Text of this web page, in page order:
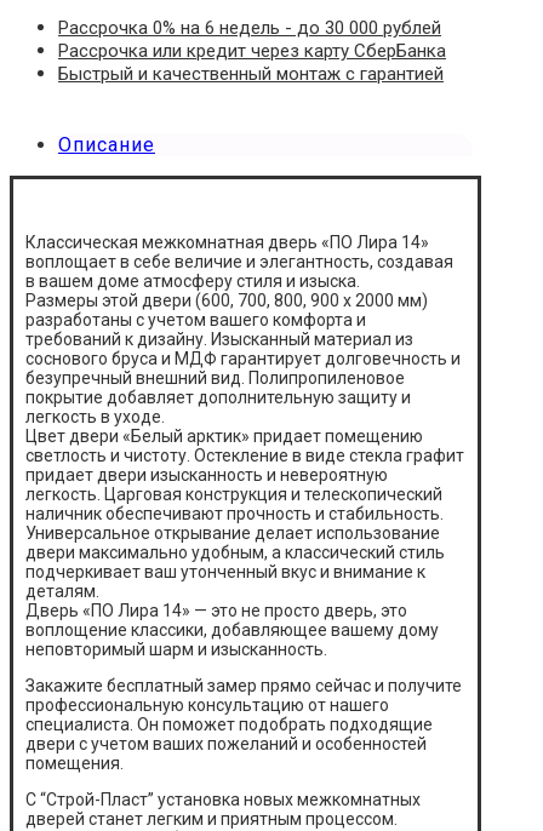
Рассрочка 0% на 6 недель - до 30 000 рублей
Рассрочка или кредит через карту СберБанка
Быстрый и качественный монтаж с гарантией
Описание
Классическая межкомнатная дверь «ПО Лира 14»
воплощает в себе величие и элегантность, создавая
в вашем доме атмосферу стиля и изыска.
Размеры этой двери (600, 700, 800, 900 х 2000 мм)
разработаны с учетом вашего комфорта и
требований к дизайну. Изысканный материал из
соснового бруса и МДФ гарантирует долговечность и
безупречный внешний вид. Полипропиленовое
покрытие добавляет дополнительную защиту и
легкость в уходе.
Цвет двери «Белый арктик» придает помещению
светлость и чистоту. Остекление в виде стекла графит
придает двери изысканность и невероятную
легкость. Царговая конструкция и телескопический
наличник обеспечивают прочность и стабильность.
Универсальное открывание делает использование
двери максимально удобным, а классический стиль
подчеркивает ваш утонченный вкус и внимание к
деталям.
Дверь «ПО Лира 14» — это не просто дверь, это
воплощение классики, добавляющее вашему дому
неповторимый шарм и изысканность.
Закажите бесплатный замер прямо сейчас и получите
профессиональную консультацию от нашего
специалиста. Он поможет подобрать подходящие
двери с учетом ваших пожеланий и особенностей
помещения.
С “Строй-Пласт” установка новых межкомнатных
дверей станет легким и приятным процессом.